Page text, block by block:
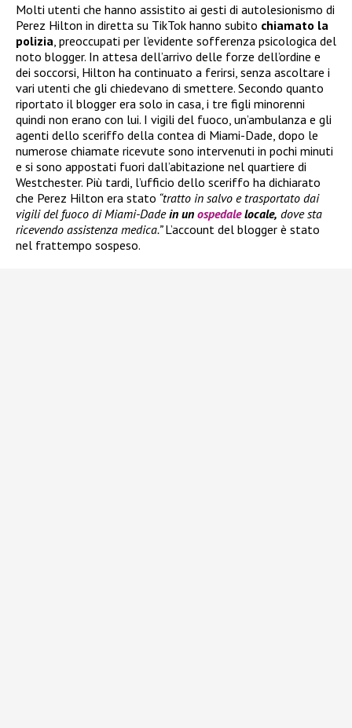
Molti utenti che hanno assistito ai gesti di autolesionismo di
Perez Hilton in diretta su TikTok hanno subito chiamato la
polizia , preoccupati per l’evidente sofferenza psicologica del
noto blogger. In attesa dell’arrivo delle forze dell’ordine e
dei soccorsi, Hilton ha continuato a ferirsi, senza ascoltare i
vari utenti che gli chiedevano di smettere. Secondo quanto
riportato il blogger era solo in casa, i tre figli minorenni
quindi non erano con lui. I vigili del fuoco, un’ambulanza e gli
agenti dello sceriffo della contea di Miami-Dade, dopo le
numerose chiamate ricevute sono intervenuti in pochi minuti
e si sono appostati fuori dall’abitazione nel quartiere di
Westchester. Più tardi, l’ufficio dello sceriffo ha dichiarato
che Perez Hilton era stato “tratto in salvo e trasportato dai
vigili del fuoco di Miami-Dadein un ospedalelocale, dove sta
ricevendo assistenza medica.”L’account del blogger è stato
nel frattempo sospeso.